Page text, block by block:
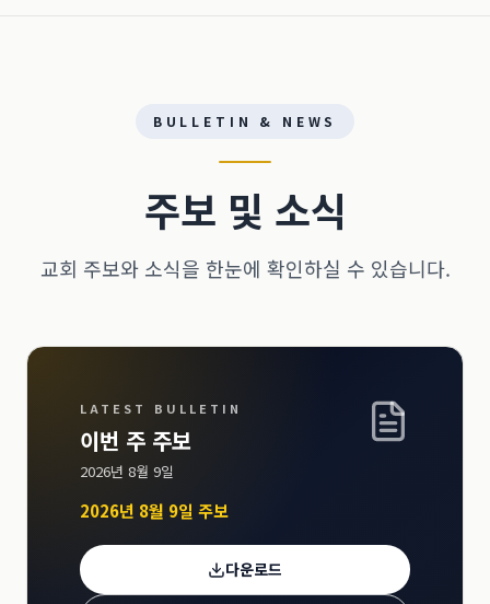
BULLETIN & NEWS
주보 및 소식
교회 주보와 소식을 한눈에 확인하실 수 있습니다.
LATEST BULLETIN
이번 주 주보
2026년 8월 9일
2026년 8월 9일 주보
다운로드